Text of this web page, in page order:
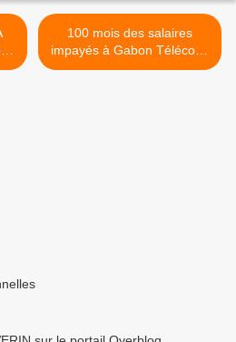
100 mois des salaires
impayés à Gabon Télécom!
>